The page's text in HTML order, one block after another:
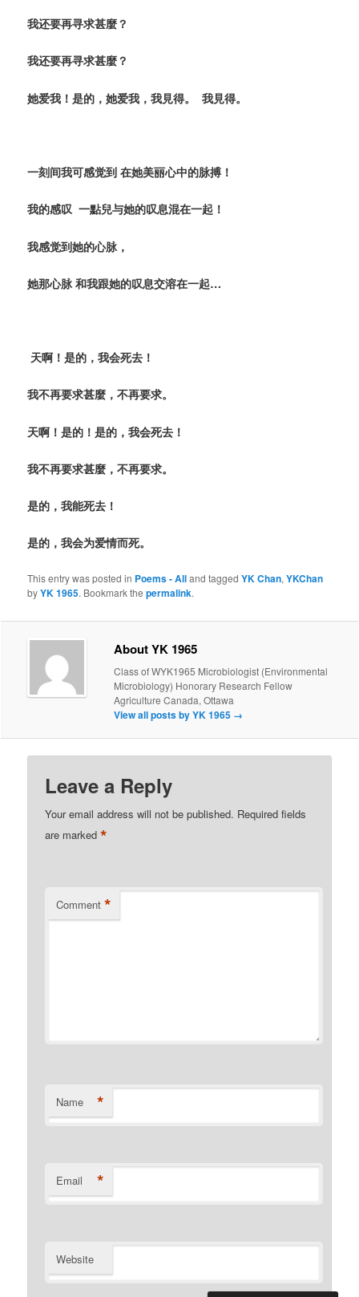
我还要再寻求甚麼？
我还要再寻求甚麼？
她爱我！是的，她爱我，我見得。 我見得。
一刻间我可感觉到 在她美丽心中的脉搏！
我的感叹 一點兒与她的叹息混在一起！
我感觉到她的心脉，
她那心脉 和我跟她的叹息交溶在一起…
天啊！是的，我会死去！
我不再要求甚麼，不再要求。
天啊！是的！是的，我会死去！
我不再要求甚麼，不再要求。
是的，我能死去！
是的，我会为爱情而死。
This entry was posted in Poems - Alland taggedYK Chan,YKChan
byYK 1965. Bookmark thepermalink.
About YK 1965
Class of WYK1965 Microbiologist (Environmental
Microbiology) Honorary Research Fellow
Agriculture Canada, Ottawa
View all posts by YK 1965 →
Leave a Reply
Your email address will not be published. Required fields
are marked*
Comment *
Name *
Email *
Website